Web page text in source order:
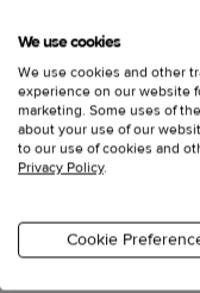
We use cookies
We use cookies and other
experience on our website
marketing. Some uses of
about your use of our
to our use of cookies and
Privacy Policy.
Cookie